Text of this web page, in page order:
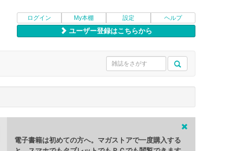
ログイン My本棚 設定 ヘルプ
ユーザー登録はこちらから
電子書籍は初めての方へ。マガストアで一度購入する